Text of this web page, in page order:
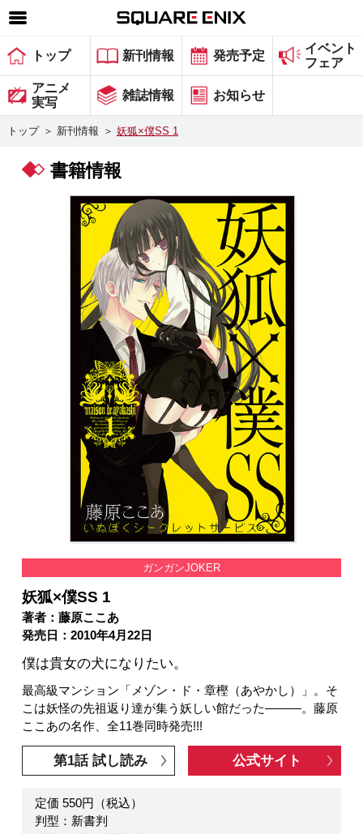
SQUARE ENIX 公式サイトメニュー
ゲーム
マガジン＆ブックス
グッズ
会社情報 採用情報
スクウェア・エニックス サイト内検索
トップ 新刊情報 発売予定
イベント
フェア
アニメ
実写
雑誌情報 お知らせ
トップ ＞ 新刊情報 ＞ 妖狐×僕SS 1
書籍情報
ガンガンJOKER
妖狐×僕SS 1
著者：藤原ここあ
発売日：2010年4月22日
僕は貴女の犬になりたい。
最高級マンション「メゾン・ド・章樫（あやかし）」。そ
こは妖怪の先祖返り達が集う妖しい館だった―――。藤原
ここあの名作、全11巻同時発売!!!
第1話 試し読み 公式サイト
定価 550円（税込）
判型：新書判